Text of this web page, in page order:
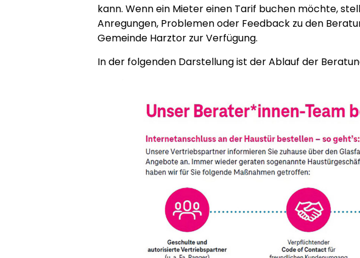
kann. Wenn ein Mieter einen Tarif buchen möchte,
Anregungen, Problemen oder Feedback zu den
Gemeinde Harztor zur Verfügung.
In der folgenden Darstellung ist der Ablauf der